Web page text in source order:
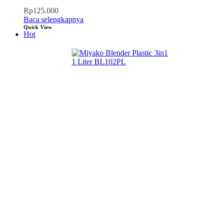
Rp125.000
Baca selengkapnya
Quick View
Hot